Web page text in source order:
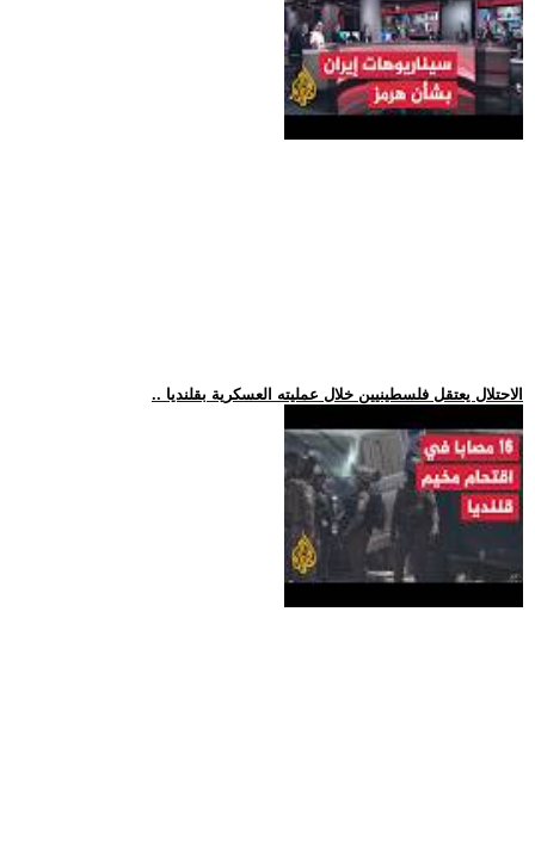
.. الاحتلال يعتقل فلسطينيين خلال عمليته العسكرية بقلنديا